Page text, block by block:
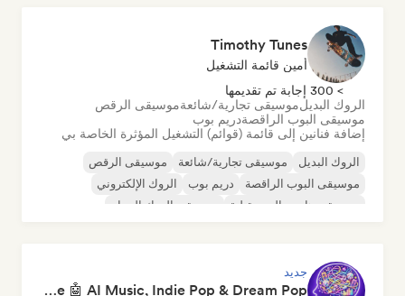
Timothy Tunes
أمين قائمة التشغيل
> 300 إجابة تم تقديمها
الروك البديلموسيقى تجارية/شائعةموسيقى الرقص
موسيقى البوب الراقصةدريم بوب
إضافة فنانين إلى قائمة (قوائم) التشغيل المؤثرة الخاصة بي
الروك البديل موسيقى تجارية/شائعة
موسيقى الرقص
موسيقى البوب الراقصة
دريم بوب
الروك الإلكتروني
موسيقى هاوس المستقبلية
موسيقى الروك الجراج
جديد
Pop Machine Mode 🤖 AI Music, Indie Pop & Dream Pop